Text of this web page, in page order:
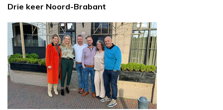
Drie keer Noord-Brabant